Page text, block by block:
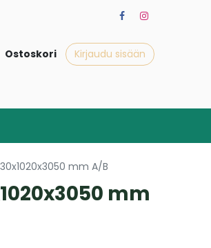
Ostoskori Kirjaudu sisään
mm A/B
mm